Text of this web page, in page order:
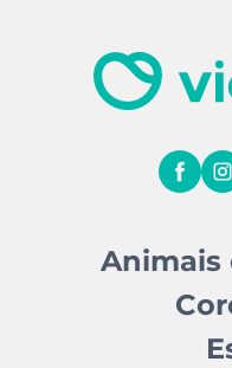
Animais